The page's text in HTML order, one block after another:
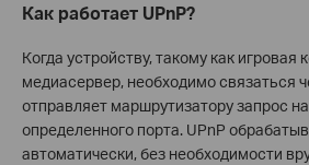
Как работает UPnP?
Когда устройству, такому как игровая
медиасервер, необходимо связаться
отправляет маршрутизатору запрос
определенного порта. UPnP
автоматически, без необходимости